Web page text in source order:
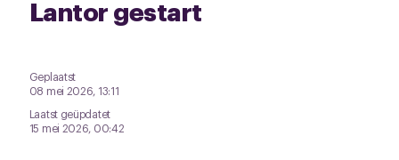
Lantor gestart
Geplaatst
08 mei 2026, 13:11
Laatst geüpdatet
15 mei 2026, 00:42